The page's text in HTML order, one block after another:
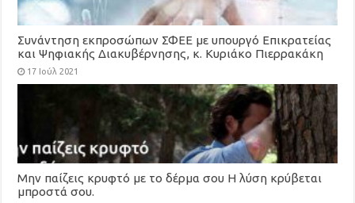
Συνάντηση εκπροσώπων ΣΦΕΕ με υπουργό Επικρατείας
και Ψηφιακής Διακυβέρνησης, κ. Κυριάκο Πιερρακάκη
17 Ιούλ 2021
Μην παίζεις κρυφτό με το δέρμα σου Η λύση κρύβεται
μπροστά σου.